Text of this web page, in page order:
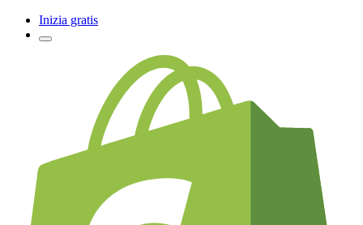
Inizia gratis